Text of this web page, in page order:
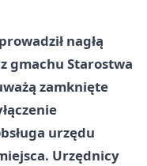
nagłą
gmachu Starostwa
zamknięte
urzędu
Urzędnicy